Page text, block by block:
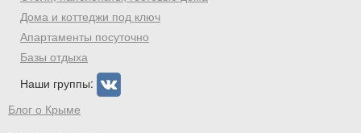
Дома и коттеджи под ключ
Апартаменты посуточно
Базы отдыха
Наши группы:
Блог о Крыме